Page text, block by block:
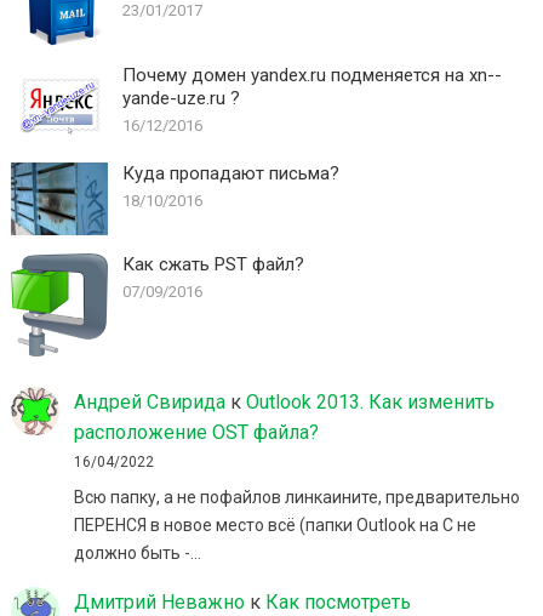
23/01/2017
Почему домен yandex.ru подменяется на xn--
yande-uze.ru ?
16/12/2016
Куда пропадают письма?
18/10/2016
Как сжать PST файл?
07/09/2016
Андрей Свиридак Outlook 2013. Как изменить
расположение OST файла?
16/04/2022
Всю папку, а не пофайлов линкаините, предварительно
ПЕРЕНСЯ в новое место всё (папки Outlook на C не
должно быть -…
Дмитрий Неважнок Как посмотреть